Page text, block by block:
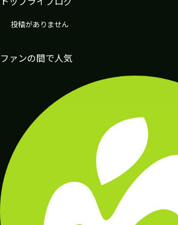
投稿がありません
ファンの間で人気
ぽ
ん
ち
ゃ